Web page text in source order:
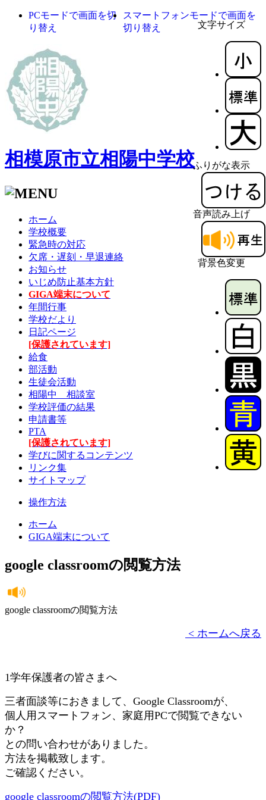
文字サイズ
ふりがな表示
音声読み上げ
背景色変更
PCモードで画面を切
り替え
スマートフォンモードで画面を
切り替え
相模原市立相陽中学校
ホーム
学校概要
緊急時の対応
欠席・遅刻・早退連絡
お知らせ
いじめ防止基本方針
GIGA端末について
年間行事
学校だより
日記ページ
[保護されています]
給食
部活動
生徒会活動
相陽中 相談室
学校評価の結果
申請書等
PTA
[保護されています]
学びに関するコンテンツ
リンク集
サイトマップ
操作方法
ホーム
GIGA端末について
google classroomの閲覧方法
google classroomの閲覧方法
< ホームへ戻る
1学年保護者の皆さまへ
三者面談等におきまして、Google Classroomが、
個人用スマートフォン、家庭用PCで閲覧できない
か？
との問い合わせがありました。
方法を掲載致します。
ご確認ください。
google classroomの閲覧方法(PDF)